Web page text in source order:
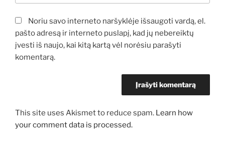
Noriu savo interneto naršyklėje išsaugoti vardą, el.
pašto adresą ir interneto puslapį, kad jų nebereiktų
įvesti iš naujo, kai kitą kartą vėl norėsiu parašyti
komentarą.
This site uses Akismet to reduce spam. Learn how
your comment data is processed.